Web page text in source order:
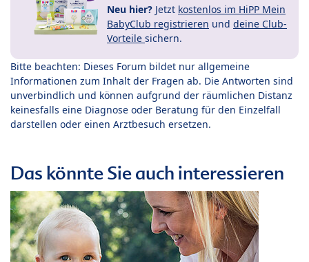
Neu hier? Jetzt kostenlos im HiPP Mein
BabyClub registrieren und deine Club-
Vorteile sichern.
Bitte beachten: Dieses Forum bildet nur allgemeine
Informationen zum Inhalt der Fragen ab. Die Antworten sind
unverbindlich und können aufgrund der räumlichen Distanz
keinesfalls eine Diagnose oder Beratung für den Einzelfall
darstellen oder einen Arztbesuch ersetzen.
Das könnte Sie auch interessieren